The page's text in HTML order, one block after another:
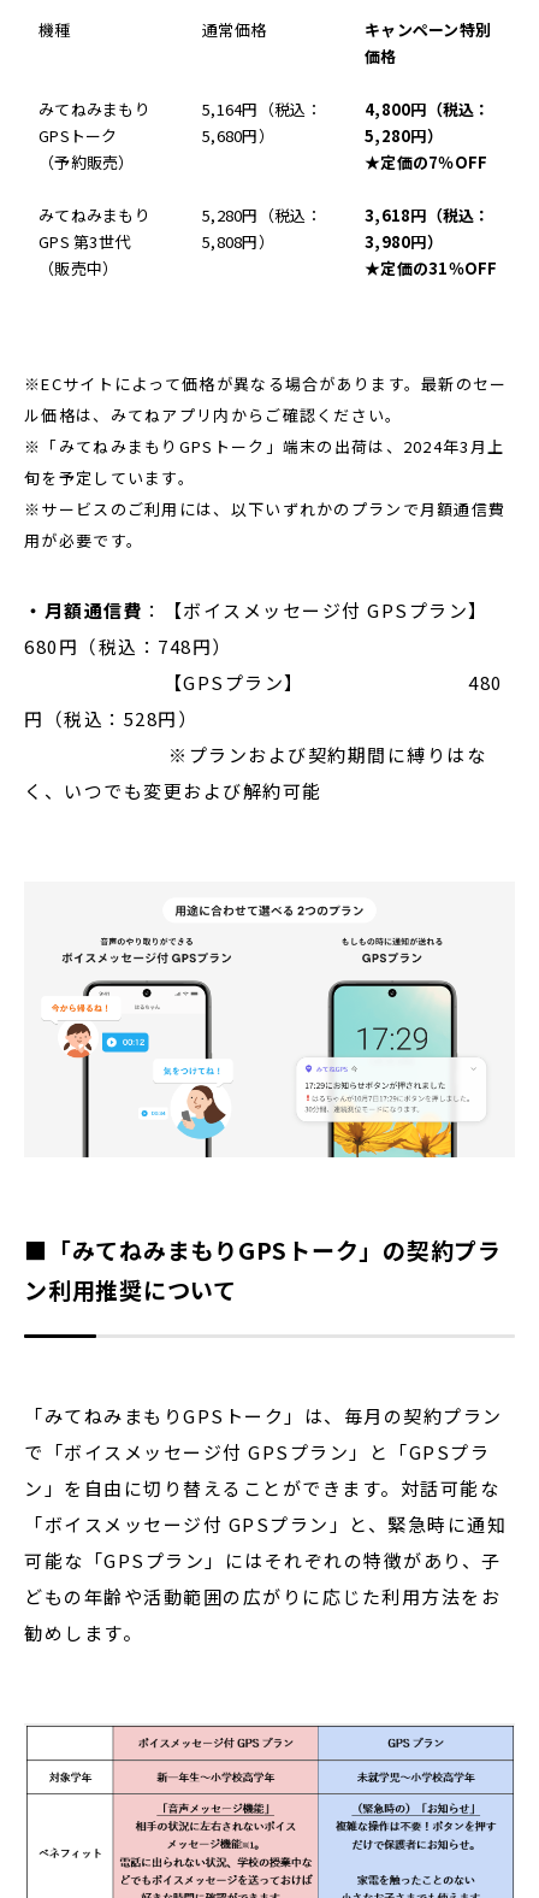
機種 通常価格
キャンペーン特別
価格
みてねみまもり
GPSトーク
（予約販売）
5,164円（税込：
5,680円）
4,800円（税込：
5,280円）
★定価の7％OFF
みてねみまもり
GPS 第3世代
（販売中）
5,280円（税込：
5,808円）
3,618円（税込：
3,980円）
★定価の31％OFF
※ECサイトによって価格が異なる場合があります。最新のセー
ル価格は、みてねアプリ内からご確認ください。
※「みてねみまもりGPSトーク」端末の出荷は、2024年3月上
旬を予定しています。
※サービスのご利用には、以下いずれかのプランで月額通信費
用が必要です。
・月額通信費 ：【ボイスメッセージ付 GPSプラン】
680円（税込：748円）
【GPSプラン】 480
円（税込：528円）
※プランおよび契約期間に縛りはな
く、いつでも変更および解約可能
■「みてねみまもりGPSトーク」の契約プラ
ン利用推奨について
「みてねみまもりGPSトーク」は、毎月の契約プラン
で「ボイスメッセージ付 GPSプラン」と「GPSプラ
ン」を自由に切り替えることができます。対話可能な
「ボイスメッセージ付 GPSプラン」と、緊急時に通知
可能な「GPSプラン」にはそれぞれの特徴があり、子
どもの年齢や活動範囲の広がりに応じた利用方法をお
勧めします。